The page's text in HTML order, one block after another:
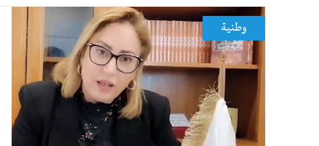
وطنية